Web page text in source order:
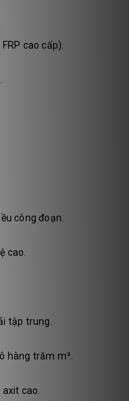
cao cấp).
công đoạn.
cao.
tập trung.
hàng trăm m³.
cao.